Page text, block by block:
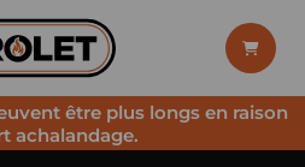
être plus longs en raison
achalandage.